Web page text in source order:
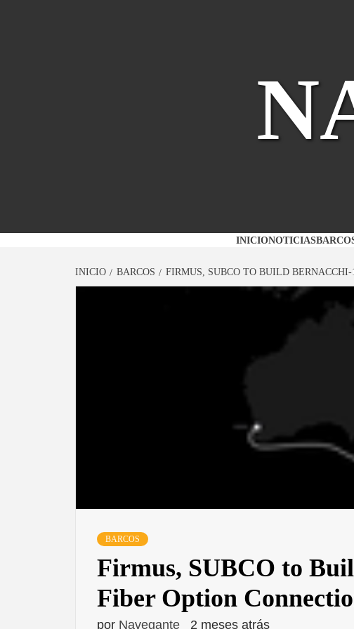
INICIONOTICIAS
INICIO BARCOS FIRMUS, SUBCO TO BUILD
BARCOS
Firmus, SUBCO to
Fiber Option
por Navegante 2 meses atrás